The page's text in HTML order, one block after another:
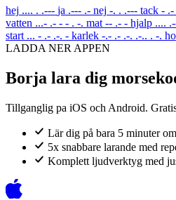
hej .... . .--- ja .--- .- nej -. . .--- tack - .-
vatten ...- .- - - . -. mat -- .- - hjalp ....
start ... - .- .-. - karlek -.- .- .-. .-.. . -.
LADDA NER APPEN
Borja lara dig
Tillganglig pa iOS och Android.
Lär dig på bara 5 minuter
5x snabbare larande med
Komplett ljudverktyg med